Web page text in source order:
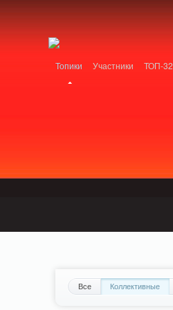
Топики Участники ТОП-32
Все Коллективные